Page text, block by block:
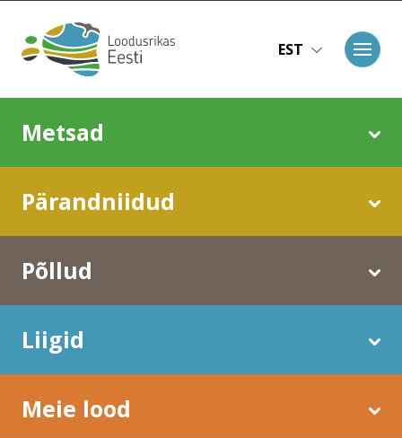
EST
Metsad
Pärandniidud
Põllud
Liigid
Meie lood